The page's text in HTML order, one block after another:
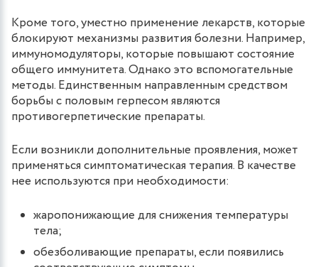
Кроме того, уместно применение лекарств, которые
блокируют механизмы развития болезни. Например,
иммуномодуляторы, которые повышают состояние
общего иммунитета. Однако это вспомогательные
методы. Единственным направленным средством
борьбы с половым герпесом являются
противогерпетические препараты.
Если возникли дополнительные проявления, может
применяться симптоматическая терапия. В качестве
нее используются при необходимости:
жаропонижающие для снижения температуры
тела;
обезболивающие препараты, если появились